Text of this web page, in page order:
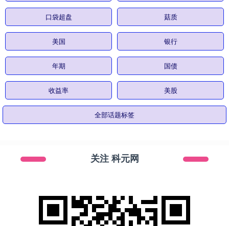
口袋超盘 菇质
美国 银行
年期 国债
收益率 美股
全部话题标签
关注 科元网